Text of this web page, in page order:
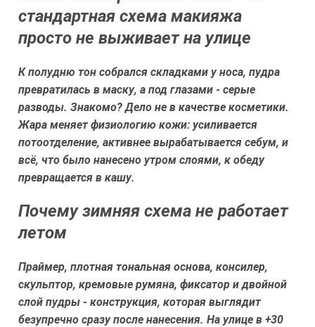
стандартная схема макияжа
просто не выживает на улице
К полудню тон собрался складками у носа, пудра
превратилась в маску, а под глазами - серые
разводы. Знакомо? Дело не в качестве косметики.
Жара меняет физиологию кожи: усиливается
потоотделение, активнее вырабатывается себум, и
всё, что было нанесено утром слоями, к обеду
превращается в кашу.
Почему зимняя схема не работает
летом
Праймер, плотная тональная основа, консилер,
скульптор, кремовые румяна, фиксатор и двойной
слой пудры - конструкция, которая выглядит
безупречно сразу после нанесения. На улице в +30